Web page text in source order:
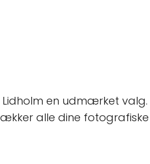
en udmærket valg.
alle dine